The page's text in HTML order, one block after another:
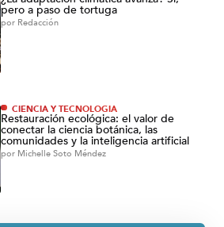
pero a paso de tortuga
por Redacción
CIENCIA Y TECNOLOGÍA
Restauración ecológica: el valor de
conectar la ciencia botánica, las
comunidades y la inteligencia artificial
por Michelle Soto Méndez